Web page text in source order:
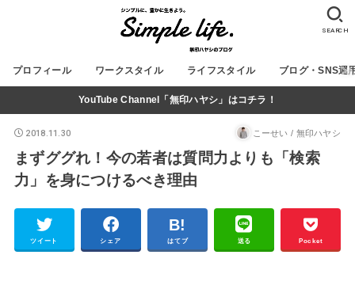
プロフィール ワークスタイル ライフスタイル ブログ・SNS運
SEARCH
YouTube Channel「無印ハヤシ」はコチラ！
2018.11.30 こーせい / 無印ハヤシ
まずググれ！今の若者は質問力よりも「検索
力」を身につけるべき理由
ツイート シェア はてブ 送る Pocket